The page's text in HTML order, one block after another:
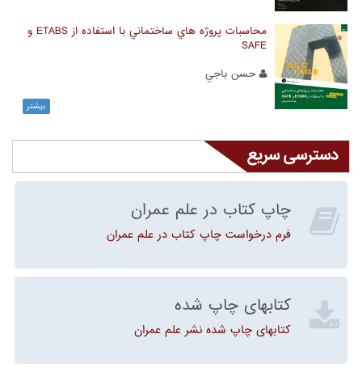
محاسبات پروژه هاي ساختماني با استفاده از ETABS و
SAFE
حسن باجي
بیشتر
دسترسی سریع
چاپ کتاب در علم عمران
فرم درخواست چاپ کتاب در علم عمران
کتابهای چاپ شده
کتابهای چاپ شده نشر علم عمران